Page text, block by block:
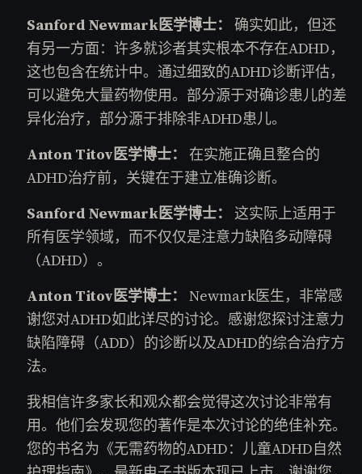
Sanford Newmark医学博士： 确实如此，但还
有另一方面：许多就诊者其实根本不存在ADHD，
这也包含在统计中。通过细致的ADHD诊断评估，
可以避免大量药物使用。部分源于对确诊患儿的差
异化治疗，部分源于排除非ADHD患儿。
Anton Titov医学博士： 在实施正确且整合的
ADHD治疗前，关键在于建立准确诊断。
Sanford Newmark医学博士：
这实际上适用于
所有医学领域，而不仅仅是注意力缺陷多动障碍
（ADHD）。
Anton Titov医学博士： Newmark医生，非常感
谢您对ADHD如此详尽的讨论。感谢您探讨注意力
缺陷障碍（ADD）的诊断以及ADHD的综合治疗方
法。
我相信许多家长和观众都会觉得这次讨论非常有
用。他们会发现您的著作是本次讨论的绝佳补充。
您的书名为《无需药物的ADHD：儿童ADHD自然